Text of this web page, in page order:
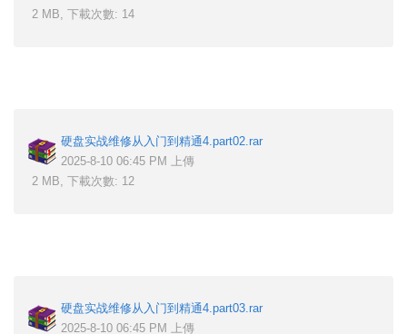
2 MB, 下載次數: 14
硬盘实战维修从入门到精通4.part02.rar
2025-8-10 06:45 PM 上傳
2 MB, 下載次數: 12
硬盘实战维修从入门到精通4.part03.rar
2025-8-10 06:45 PM 上傳